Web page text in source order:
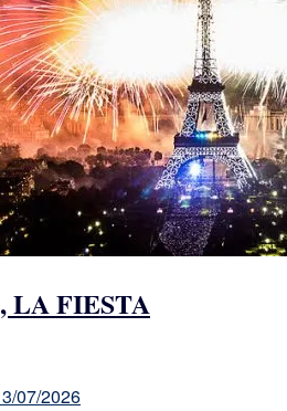
LA FIESTA
07/2026